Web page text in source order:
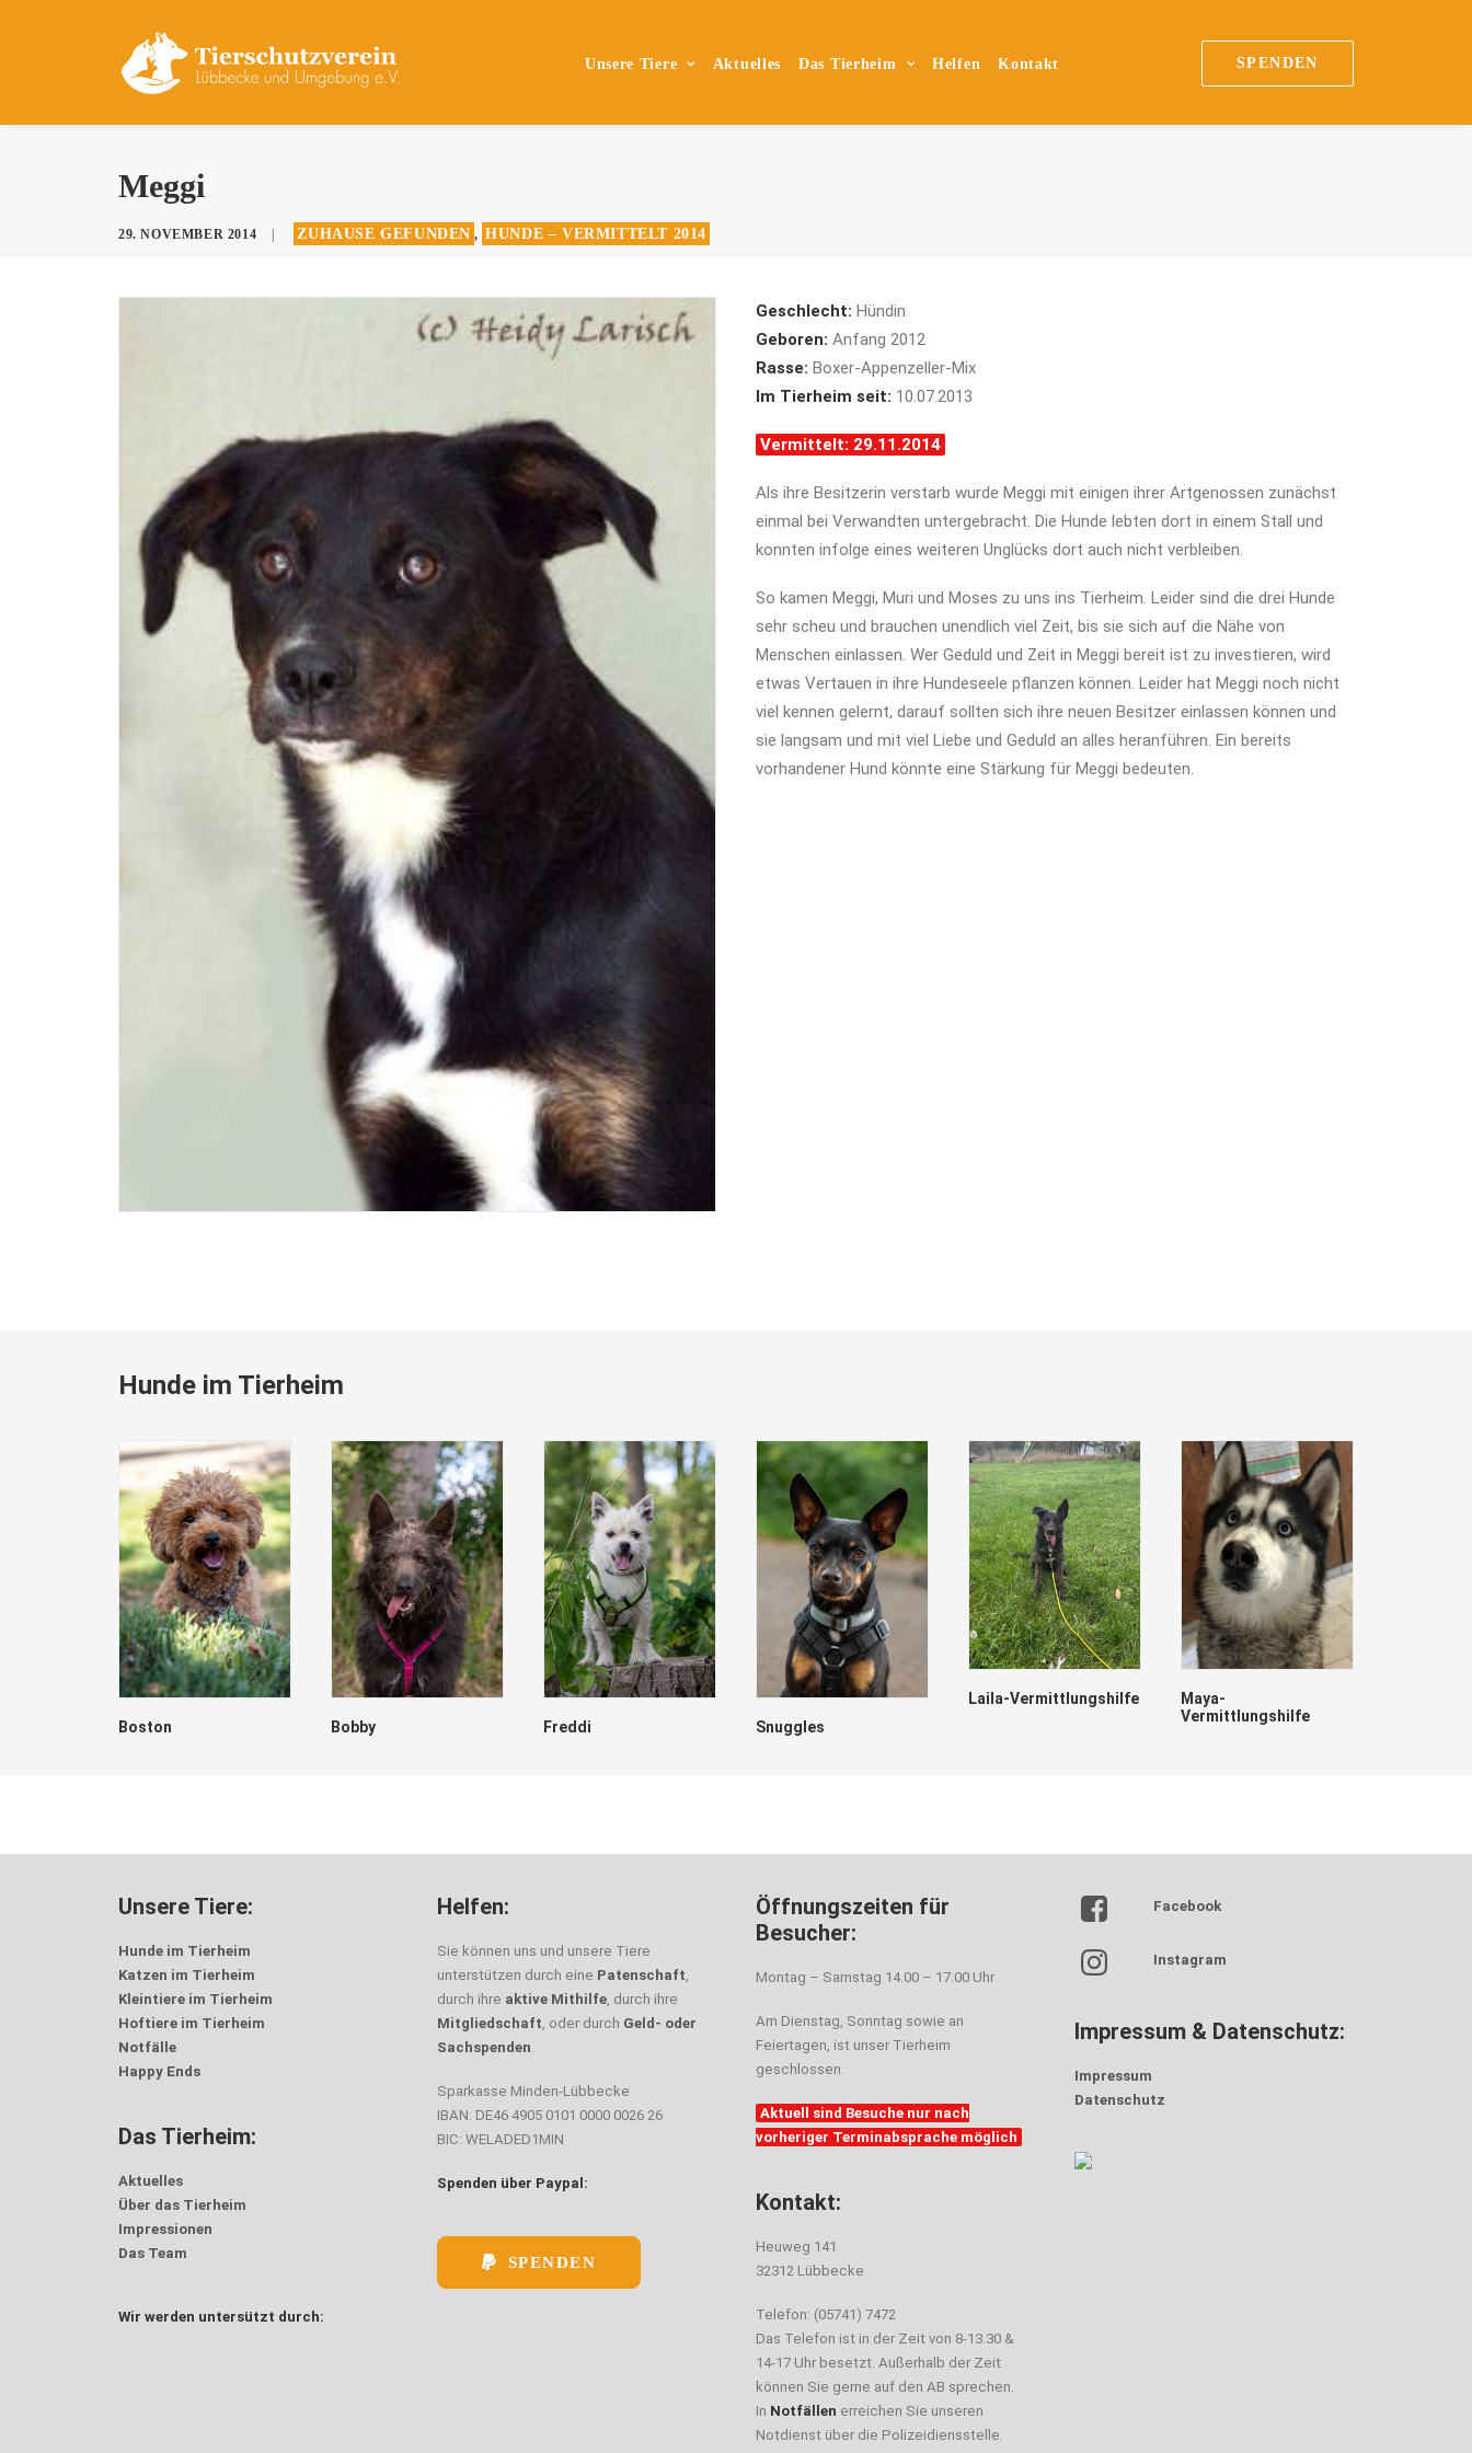
Unsere Tiere Aktuelles Das Tierheim Helfen Kontakt SPENDEN
Meggi
29. NOVEMBER 2014 ZUHAUSE GEFUNDEN , HUNDE – VERMITTELT 2014
Geschlecht: Hündin
Geboren: Anfang 2012
Rasse: Boxer-Appenzeller-Mix
Im Tierheim seit: 10.07.2013
Vermittelt: 29.11.2014
Als ihre Besitzerin verstarb wurde Meggi mit einigen ihrer Artgenossen zunächst
einmal bei Verwandten untergebracht. Die Hunde lebten dort in einem Stall und
konnten infolge eines weiteren Unglücks dort auch nicht verbleiben.
So kamen Meggi, Muri und Moses zu uns ins Tierheim. Leider sind die drei Hunde
sehr scheu und brauchen unendlich viel Zeit, bis sie sich auf die Nähe von
Menschen einlassen. Wer Geduld und Zeit in Meggi bereit ist zu investieren, wird
etwas Vertauen in ihre Hundeseele pflanzen können. Leider hat Meggi noch nicht
viel kennen gelernt, darauf sollten sich ihre neuen Besitzer einlassen können und
sie langsam und mit viel Liebe und Geduld an alles heranführen. Ein bereits
vorhandener Hund könnte eine Stärkung für Meggi bedeuten.
Hunde im Tierheim
Boston Bobby Freddi Snuggles
Laila-Vermittlungshilfe
Maya-
Vermittlungshilfe
Unsere Tiere:
Hunde im Tierheim
Katzen im Tierheim
Kleintiere im Tierheim
Hoftiere im Tierheim
Notfälle
Happy Ends
Das Tierheim:
Aktuelles
Über das Tierheim
Impressionen
Das Team
Wir werden untersützt durch:
Helfen:
Sie können uns und unsere Tiere
unterstützen durch eine Patenschaft,
durch ihre aktive Mithilfe, durch ihre
Mitgliedschaft, oder durch Geld- oder
Sachspenden.
Sparkasse Minden-Lübbecke
IBAN: DE46 4905 0101 0000 0026 26
BIC: WELADED1MIN
Spenden über Paypal:
SPENDEN
Öffnungszeiten für
Besucher:
Montag – Samstag 14.00 – 17.00 Uhr
Am Dienstag, Sonntag sowie an
Feiertagen, ist unser Tierheim
geschlossen.
Aktuell sind Besuche nur nach
vorheriger Terminabsprache möglich
Kontakt:
Heuweg 141
32312 Lübbecke
Telefon: (05741) 7472
Das Telefon ist in der Zeit von 8-13.30 &
14-17 Uhr besetzt. Außerhalb der Zeit
können Sie gerne auf den AB sprechen.
In Notfällen erreichen Sie unseren
Notdienst über die Polizeidiensstelle.
Facebook
Instagram
Impressum & Datenschutz:
Impressum
Datenschutz